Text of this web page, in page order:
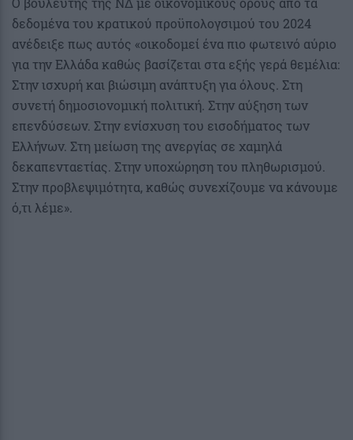
δεδομένα του κρατικού προϋπολογσιμού του 2024
ανέδειξε πως αυτός «οικοδομεί ένα πιο φωτεινό αύριο
για την Ελλάδα καθώς βασίζεται στα εξής γερά θεμέλια:
Στην ισχυρή και βιώσιμη ανάπτυξη για όλους. Στη
συνετή δημοσιονομική πολιτική. Στην αύξηση των
επενδύσεων. Στην ενίσχυση του εισοδήματος των
Ελλήνων. Στη μείωση της ανεργίας σε χαμηλά
δεκαπενταετίας. Στην υποχώρηση του πληθωρισμού.
Στην προβλεψιμότητα, καθώς συνεχίζουμε να κάνουμε
ό,τι λέμε».